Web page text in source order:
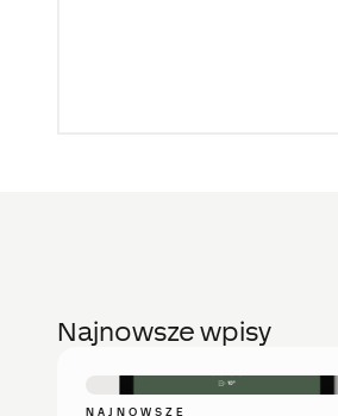
Najnowsze wpisy
NAJNOWSZE